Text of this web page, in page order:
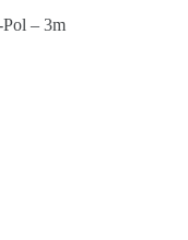
– 3m